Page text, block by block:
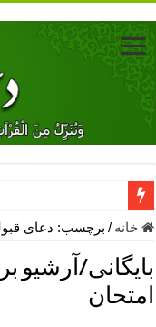
دعای جلب محبت فوری
دعای مشکل گشا برای
معجزات دعای یا من
مهم ترین اذکار الهی
خانه / برچسب: دعای
بایگانی/آرشیو
امتحان